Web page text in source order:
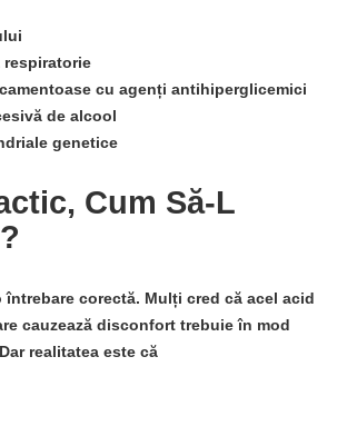
respiratorie
cu agenți antihiperglicemici
de alcool
genetice
Cum Să-L
întrebare corectă. Mulți cred că acel acid
cauzează disconfort trebuie în mod
realitatea este că